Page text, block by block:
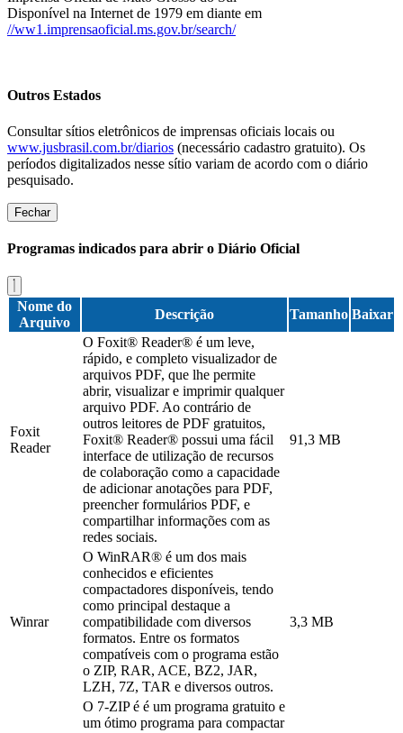
Disponível na Internet de 1979 em diante em
//ww1.imprensaoficial.ms.gov.br/search/
Outros Estados
Consultar sítios eletrônicos de imprensas oficiais locais ou
www.jusbrasil.com.br/diarios (necessário cadastro gratuito). Os
períodos digitalizados nesse sítio variam de acordo com o diário
pesquisado.
Fechar
Programas indicados para abrir o Diário Oficial
Nome do
Arquivo
Descrição Tamanho Baixar
Foxit
Reader
O Foxit® Reader® é um leve,
rápido, e completo visualizador de
arquivos PDF, que lhe permite
abrir, visualizar e imprimir qualquer
arquivo PDF. Ao contrário de
outros leitores de PDF gratuitos,
Foxit® Reader® possui uma fácil
interface de utilização de recursos
de colaboração como a capacidade
de adicionar anotações para PDF,
preencher formulários PDF, e
compartilhar informações com as
redes sociais.
91,3 MB
Winrar
O WinRAR® é um dos mais
conhecidos e eficientes
compactadores disponíveis, tendo
como principal destaque a
compatibilidade com diversos
formatos. Entre os formatos
compatíveis com o programa estão
o ZIP, RAR, ACE, BZ2, JAR,
LZH, 7Z, TAR e diversos outros.
3,3 MB
O 7-ZIP é é um programa gratuito e
um ótimo programa para compactar